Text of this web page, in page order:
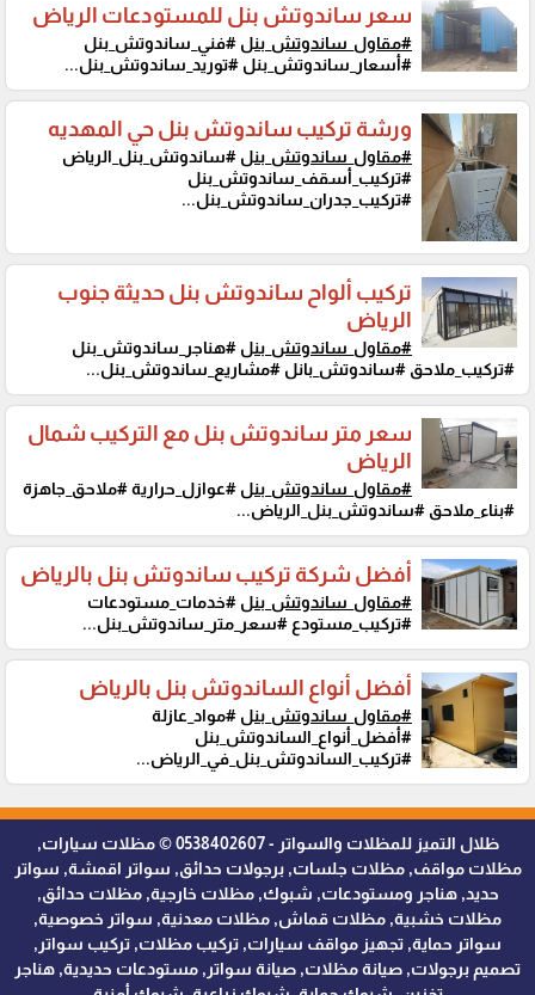
سعر ساندوتش بنل للمستودعات الرياض
#مقاول_ساندوتش_بنل #فني_ساندوتش_بنل
#أسعار_ساندوتش_بنل #توريد_ساندوتش_بنل...
ورشة تركيب ساندوتش بنل حي المهديه
#مقاول_ساندوتش_بنل #ساندوتش_بنل_الرياض
#تركيب_أسقف_ساندوتش_بنل
#تركيب_جدران_ساندوتش_بنل...
تركيب ألواح ساندوتش بنل حديثة جنوب
الرياض
#مقاول_ساندوتش_بنل #هناجر_ساندوتش_بنل
#تركيب_ملاحق #ساندوتش_بانل #مشاريع_ساندوتش_بنل...
سعر متر ساندوتش بنل مع التركيب شمال
الرياض
#مقاول_ساندوتش_بنل #عوازل_حرارية #ملاحق_جاهزة
#بناء_ملاحق #ساندوتش_بنل_الرياض...
أفضل شركة تركيب ساندوتش بنل بالرياض
#مقاول_ساندوتش_بنل #خدمات_مستودعات
#تركيب_مستودع #سعر_متر_ساندوتش_بنل...
أفضل أنواع الساندوتش بنل بالرياض
#مقاول_ساندوتش_بنل #مواد_عازلة
#أفضل_أنواع_الساندوتش_بنل
#تركيب_الساندوتش_بنل_في_الرياض...
ظلال التميز للمظلات والسواتر - 0538402607 © مظلات سيارات,
مظلات مواقف, مظلات جلسات, برجولات حدائق, سواتر اقمشة, سواتر
حديد, هناجر ومستودعات, شبوك, مظلات خارجية, مظلات حدائق,
مظلات خشبية, مظلات قماش, مظلات معدنية, سواتر خصوصية,
سواتر حماية, تجهيز مواقف سيارات, تركيب مظلات, تركيب سواتر,
تصميم برجولات, صيانة مظلات, صيانة سواتر, مستودعات حديدية, هناجر